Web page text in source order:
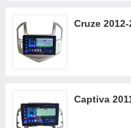
Cruze 2012-
Captiva